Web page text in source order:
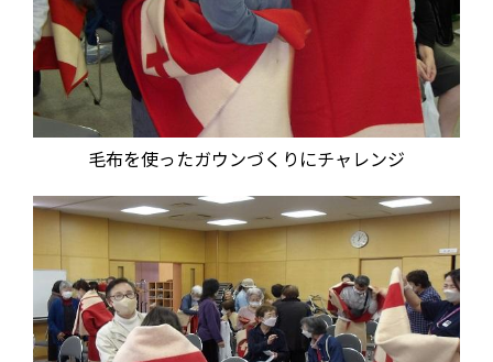
毛布を使ったガウンづくりにチャレンジ